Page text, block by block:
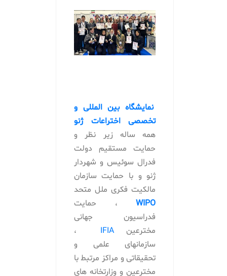
نمایشگاه بین المللی و
تخصصی اختراعات ژنو
همه ساله زیر نظر و
حمایت مستقیم دولت
فدرال سوئیس و شهردار
ژنو و با حمایت سازمان
مالکیت فکری ملل متحد
WIPO، حمایت
فدراسیون جهانی
مخترعین IFIA ،
سازمانهای علمی و
تحقیقاتی و مراکز مرتبط با
مخترعین و وزارتخانه های